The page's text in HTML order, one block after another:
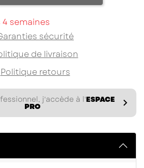
semaines
sécurité
de livraison
Politique retours
j'accède à l'ESPACE
PRO 